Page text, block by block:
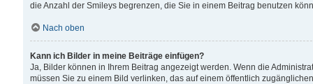
die Anzahl der Smileys begrenzen, die Sie in einem Beitrag benutzen
Nach oben
Kann ich Bilder in meine Beiträge einfügen?
Ja, Bilder können in Ihrem Beitrag angezeigt werden. Wenn die
müssen Sie zu einem Bild verlinken, das auf einem öffentlich